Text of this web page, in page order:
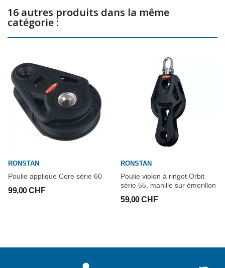
16 autres produits dans la même
catégorie :
RONSTAN
Poulie applique Core série 60
99,00 CHF
RONSTAN
Poulie violon à ringot Orbit
série 55, manille sur émerillon
59,00 CHF